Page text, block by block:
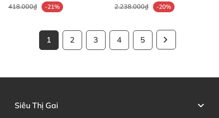
418.000₫ -21% 2.238.000₫ -20%
1 2 3 4 5
Siêu Thị Gai